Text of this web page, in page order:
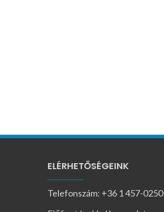
ELÉRHETŐSÉGEINK
Telefonszám: +36 1 457-0250